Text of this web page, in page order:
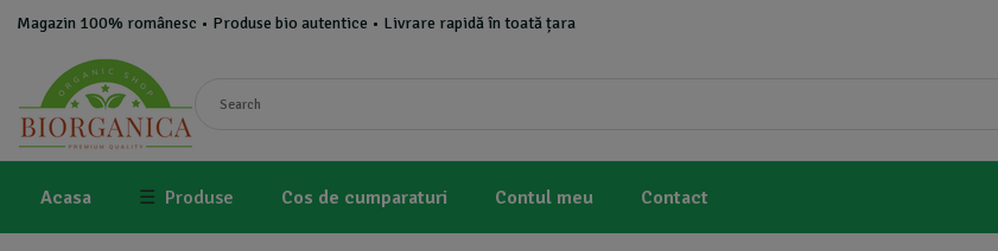
Magazin 100% românesc • Produse bio autentice • Livrare rapidă în toată țara
Acasa ☰ Produse Cos de cumparaturi Contul meu Contact